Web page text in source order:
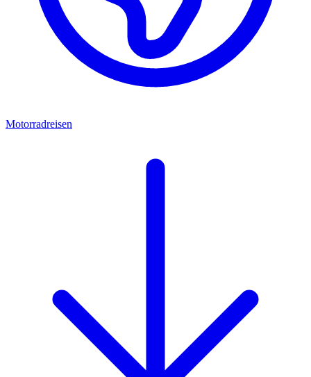
Motorradreisen